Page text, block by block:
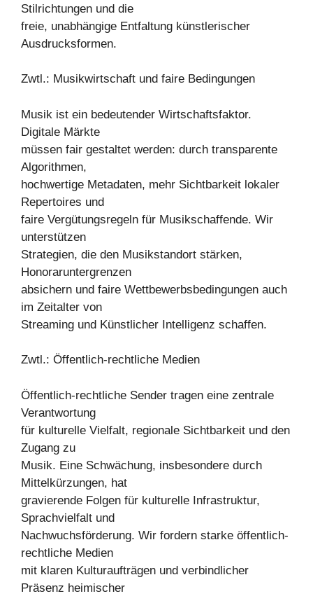
Stilrichtungen und die
freie, unabhängige Entfaltung künstlerischer
Ausdrucksformen.
Zwtl.: Musikwirtschaft und faire Bedingungen
Musik ist ein bedeutender Wirtschaftsfaktor.
Digitale Märkte
müssen fair gestaltet werden: durch transparente
Algorithmen,
hochwertige Metadaten, mehr Sichtbarkeit lokaler
Repertoires und
faire Vergütungsregeln für Musikschaffende. Wir
unterstützen
Strategien, die den Musikstandort stärken,
Honoraruntergrenzen
absichern und faire Wettbewerbsbedingungen auch
im Zeitalter von
Streaming und Künstlicher Intelligenz schaffen.
Zwtl.: Öffentlich-rechtliche Medien
Öffentlich-rechtliche Sender tragen eine zentrale
Verantwortung
für kulturelle Vielfalt, regionale Sichtbarkeit und den
Zugang zu
Musik. Eine Schwächung, insbesondere durch
Mittelkürzungen, hat
gravierende Folgen für kulturelle Infrastruktur,
Sprachvielfalt und
Nachwuchsförderung. Wir fordern starke öffentlich-
rechtliche Medien
mit klaren Kulturaufträgen und verbindlicher
Präsenz heimischer